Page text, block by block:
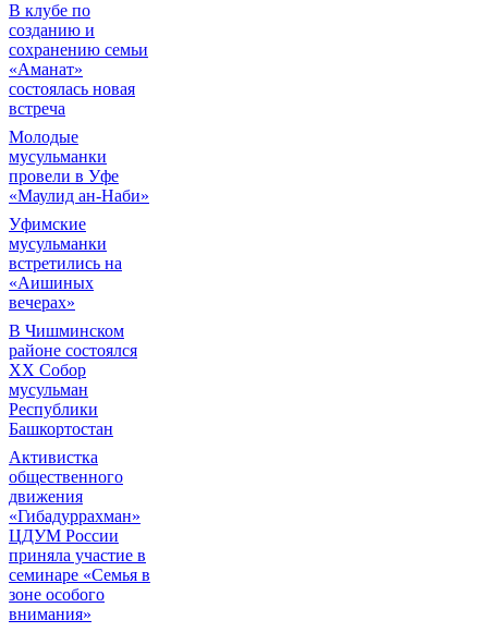
В клубе по
созданию и
сохранению семьи
«Аманат»
состоялась новая
встреча
Молодые
мусульманки
провели в Уфе
«Маулид ан-Наби»
Уфимские
мусульманки
встретились на
«Аишиных
вечерах»
В Чишминском
районе состоялся
XX Собор
мусульман
Республики
Башкортостан
Активистка
общественного
движения
«Гибадуррахман»
ЦДУМ России
приняла участие в
семинаре «Семья в
зоне особого
внимания»